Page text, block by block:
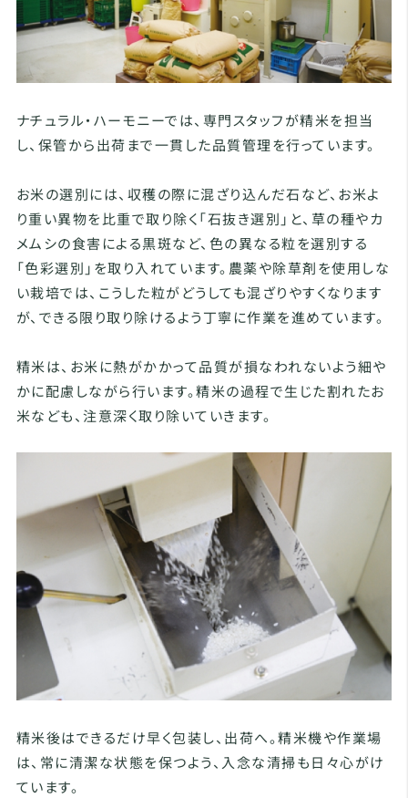
ナチュラル・ハーモニーでは、専門スタッフが精米を担当
し、保管から出荷まで一貫した品質管理を行っています。
お米の選別には、収穫の際に混ざり込んだ石など、お米よ
り重い異物を比重で取り除く「石抜き選別」と、草の種やカ
メムシの食害による黒斑など、色の異なる粒を選別する
「色彩選別」を取り入れています。農薬や除草剤を使用しな
い栽培では、こうした粒がどうしても混ざりやすくなります
が、できる限り取り除けるよう丁寧に作業を進めています。
精米は、お米に熱がかかって品質が損なわれないよう細や
かに配慮しながら行います。精米の過程で生じた割れたお
米なども、注意深く取り除いていきます。
精米後はできるだけ早く包装し、出荷へ。精米機や作業場
は、常に清潔な状態を保つよう、入念な清掃も日々心がけ
ています。